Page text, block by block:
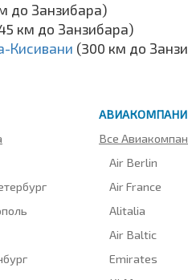
до Занзибара)
км до Занзибара)
Кисивани (300 км до
Все
Air Berlin
Air France
Alitalia
Air Baltic
Emirates